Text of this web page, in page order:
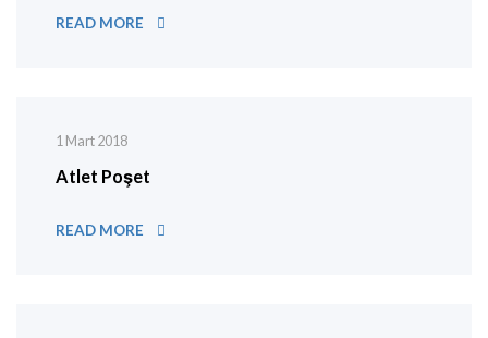
READ MORE TOPTAN MARKET POŞETI
1 Mart 2018
Atlet Poşet
READ MORE ATLET POŞET